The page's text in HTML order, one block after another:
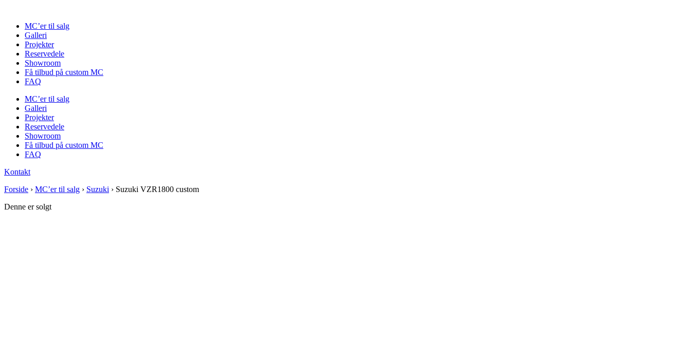
indholdMC’er til salg
Galleri
Projekter
Reservedele
Showroom
Få tilbud på custom MC
FAQ
MC’er til salg
Galleri
Projekter
Reservedele
Showroom
Få tilbud på custom MC
FAQ
Kontakt
Forside › MC’er til salg › Suzuki › Suzuki VZR1800 custom
Denne er solgt